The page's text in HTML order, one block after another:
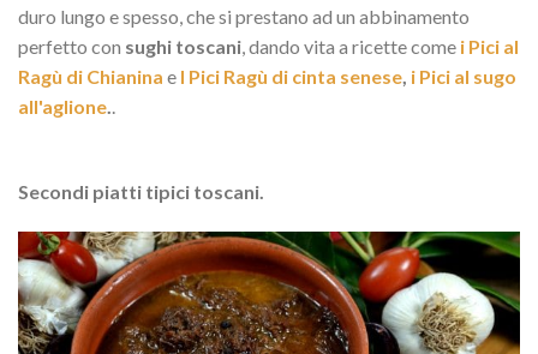
duro lungo e spesso, che si prestano ad un abbinamento
perfetto con sughi toscani, dando vita a ricette come i Pici al
Ragù di Chianina e I Pici Ragù di cinta senese, i Pici al sugo
all'aglione..
Secondi piatti tipici toscani.